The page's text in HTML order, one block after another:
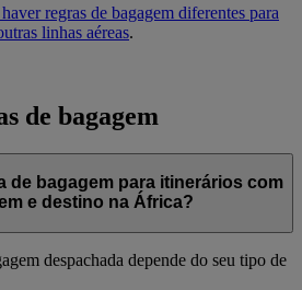
regras de bagagem diferentes para
linhas aéreas.
de bagagem
de bagagem para itinerários com
e destino na África?
despachada depende do seu tipo de